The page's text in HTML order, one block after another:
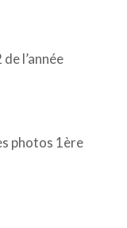
l’année
photos 1ère